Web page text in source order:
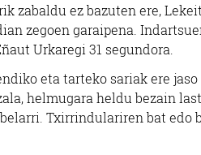
zabaldu ez bazuten ere,
zegoen garaipena.
Urkaregi 31 segundora.
eta tarteko sariak ere
helmugara heldu bezain
Txirrindulariren bat edo